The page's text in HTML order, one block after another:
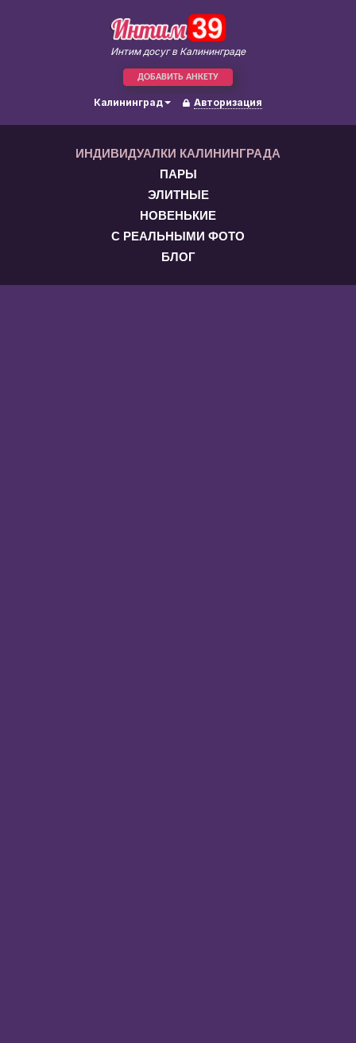
Интим досуг в Калининграде
ДОБАВИТЬ АНКЕТУ
Калининград Авторизация
ИНДИВИДУАЛКИ КАЛИНИНГРАДА
ПАРЫ
ЭЛИТНЫЕ
НОВЕНЬКИЕ
С РЕАЛЬНЫМИ ФОТО
БЛОГ